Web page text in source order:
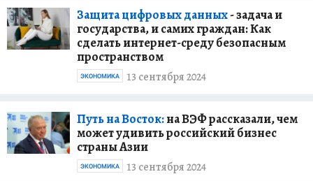
Защита цифровых данных- задача и
государства, и самих граждан: Как
сделать интернет-среду безопасным
пространством
13 сентября 2024
ЭКОНОМИКА
Путь на Восток:на ВЭФ рассказали, чем
может удивить российский бизнес
страны Азии
13 сентября 2024
ЭКОНОМИКА